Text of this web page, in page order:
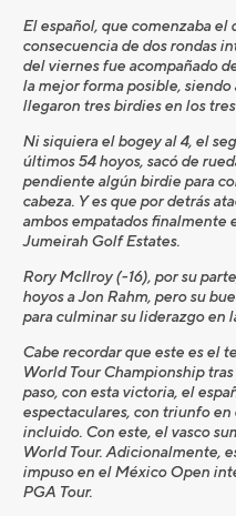
El español, que comenzaba el
consecuencia de dos rondas
del viernes fue acompañado
la mejor forma posible,
llegaron tres birdies en los
Ni siquiera el bogey al 4, el
últimos 54 hoyos, sacó de
pendiente algún birdie para
cabeza. Y es que por detrás
ambos empatados finalmente
Jumeirah Golf Estates.
Rory McIlroy (-16), por su
hoyos a Jon Rahm, pero su
para culminar su liderazgo en
Cabe recordar que este es el
World Tour Championship
paso, con esta victoria, el
espectaculares, con triunfo
incluido. Con este, el vasco
World Tour. Adicionalmente,
impuso en el México Open
PGA Tour.